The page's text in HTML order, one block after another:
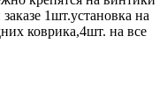
1шт.установка на
коврика,4шт. на все